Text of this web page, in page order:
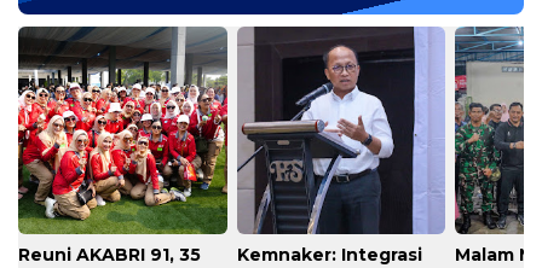
Reuni AKABRI 91, 35
Kemnaker: Integrasi
Malam